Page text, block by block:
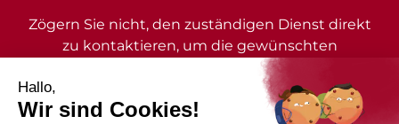
Zögern Sie nicht, den zuständigen Dienst direkt
zu kontaktieren, um die gewünschten
Auskünfte zu erhalten.